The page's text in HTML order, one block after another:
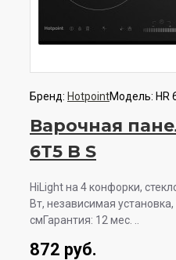
Бренд: HotpointМодель: HR
Варочная
6T5 B S
HiLight на 4 конфорки,
Вт, независимая
смГарантия: 12 мес. ..
872 руб.